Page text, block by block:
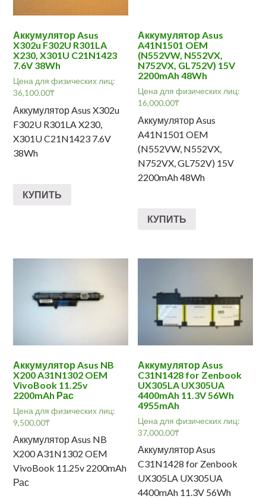
Аккумулятор Asus
X302u F302U R301LA
X230, X301U C21N1423
7.6V 38Wh
Цена для физических лиц:
36,100.00₸
Аккумулятор Asus X302u
F302U R301LA X230,
X301U C21N1423 7.6V
38Wh
КУПИТЬ
Аккумулятор Asus
A41N1501 OEM
(N552VW, N552VX,
N752VX, GL752V) 15V
2200mAh 48Wh
Цена для физических лиц:
16,000.00₸
Аккумулятор Asus
A41N1501 OEM
(N552VW, N552VX,
N752VX, GL752V) 15V
2200mAh 48Wh
КУПИТЬ
Аккумулятор Asus NB
X200 A31N1302 OEM
VivoBook 11.25v
2200mAh Рас
Цена для физических лиц:
9,500.00₸
Аккумулятор Asus NB
X200 A31N1302 OEM
VivoBook 11.25v 2200mAh
Рас
Аккумулятор Asus
C31N1428 for Zenbook
UX305LA UX305UA
4400mAh 11.3V 56Wh
4955mAh
Цена для физических лиц:
37,000.00₸
Аккумулятор Asus
C31N1428 for Zenbook
UX305LA UX305UA
4400mAh 11.3V 56Wh